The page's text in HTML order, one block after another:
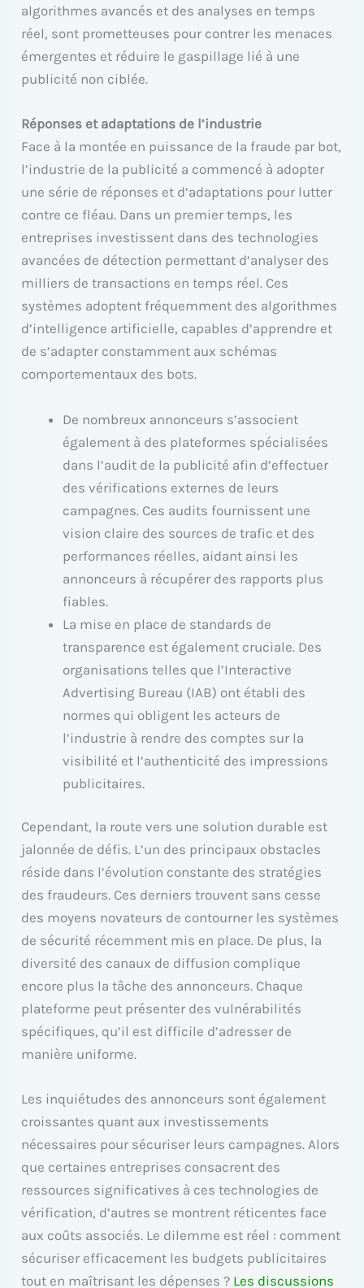
algorithmes avancés et des analyses en temps
réel, sont prometteuses pour contrer les menaces
émergentes et réduire le gaspillage lié à une
publicité non ciblée.
Réponses et adaptations de l’industrie
Face à la montée en puissance de la fraude par bot,
l’industrie de la publicité a commencé à adopter
une série de réponses et d’adaptations pour lutter
contre ce fléau. Dans un premier temps, les
entreprises investissent dans des technologies
avancées de détection permettant d’analyser des
milliers de transactions en temps réel. Ces
systèmes adoptent fréquemment des algorithmes
d’intelligence artificielle, capables d’apprendre et
de s’adapter constamment aux schémas
comportementaux des bots.
De nombreux annonceurs s’associent
également à des plateformes spécialisées
dans l’audit de la publicité afin d’effectuer
des vérifications externes de leurs
campagnes. Ces audits fournissent une
vision claire des sources de trafic et des
performances réelles, aidant ainsi les
annonceurs à récupérer des rapports plus
fiables.
La mise en place de standards de
transparence est également cruciale. Des
organisations telles que l’Interactive
Advertising Bureau (IAB) ont établi des
normes qui obligent les acteurs de
l’industrie à rendre des comptes sur la
visibilité et l’authenticité des impressions
publicitaires.
Cependant, la route vers une solution durable est
jalonnée de défis. L’un des principaux obstacles
réside dans l’évolution constante des stratégies
des fraudeurs. Ces derniers trouvent sans cesse
des moyens novateurs de contourner les systèmes
de sécurité récemment mis en place. De plus, la
diversité des canaux de diffusion complique
encore plus la tâche des annonceurs. Chaque
plateforme peut présenter des vulnérabilités
spécifiques, qu’il est difficile d’adresser de
manière uniforme.
Les inquiétudes des annonceurs sont également
croissantes quant aux investissements
nécessaires pour sécuriser leurs campagnes. Alors
que certaines entreprises consacrent des
ressources significatives à ces technologies de
vérification, d’autres se montrent réticentes face
aux coûts associés. Le dilemme est réel : comment
sécuriser efficacement les budgets publicitaires
tout en maîtrisant les dépenses ? Les discussions